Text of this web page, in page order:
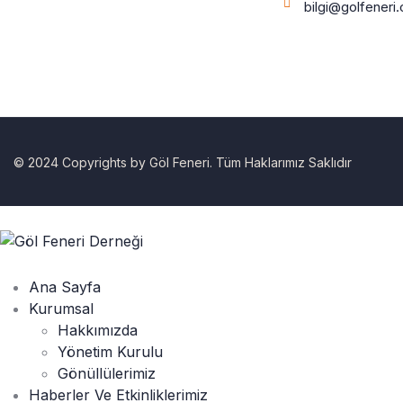
© 2024 Copyrights by Göl Feneri. Tüm Haklarımız Saklıdır
Ana Sayfa
Kurumsal
Hakkımızda
Yönetim Kurulu
Gönüllülerimiz
Haberler Ve Etkinliklerimiz